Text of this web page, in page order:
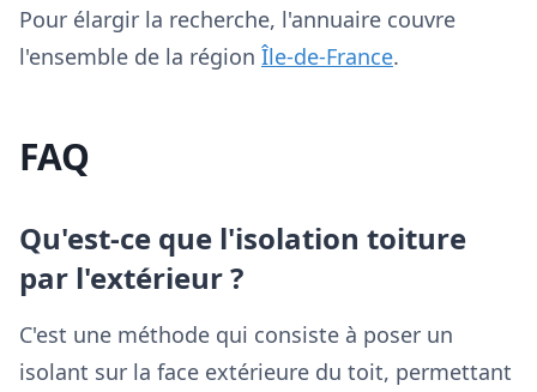
Pour élargir la recherche, l'annuaire couvre
l'ensemble de la région Île-de-France.
FAQ
Qu'est-ce que l'isolation toiture
par l'extérieur ?
C'est une méthode qui consiste à poser un
isolant sur la face extérieure du toit, permettant